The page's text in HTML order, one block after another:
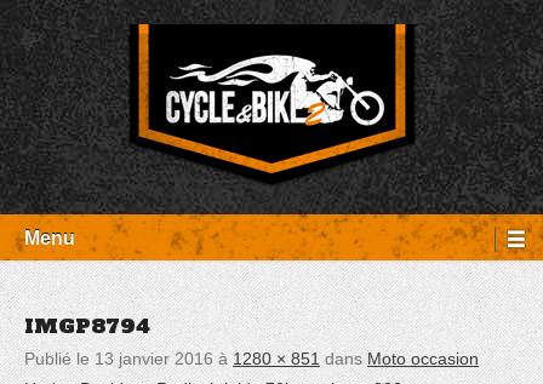
Aller
au
contenu
Cycle et Bike
Entretien Harley-Davidson, préparation et custom, boutique, pièces
détachées Rambouillet
Menu
IMGP8794
Publié le 13 janvier 2016 à1280 × 851dansMoto occasion
Panneau de gestion des cookies